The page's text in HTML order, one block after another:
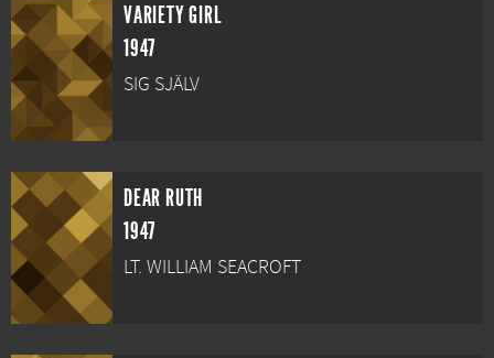
VARIETY GIRL
1947
SIG SJÄLV
DEAR RUTH
1947
LT. WILLIAM SEACROFT